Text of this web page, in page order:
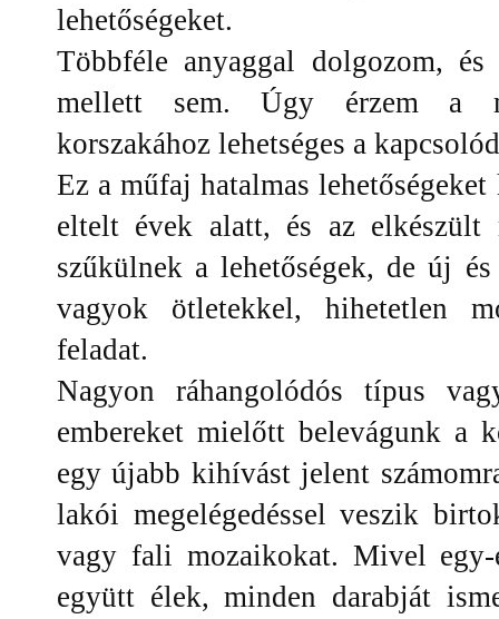
lehetőségeket.
Többféle anyaggal dolgozom,
mellett sem. Úgy érzem a
korszakához lehetséges a
Ez a műfaj hatalmas
eltelt évek alatt, és az
szűkülnek a lehetőségek, de új
vagyok ötletekkel, hihetetlen
feladat.
Nagyon ráhangolódós típus
embereket mielőtt belevágunk a
egy újabb kihívást jelent
lakói megelégedéssel veszik
vagy fali mozaikokat. Mivel
együtt élek, minden darabját